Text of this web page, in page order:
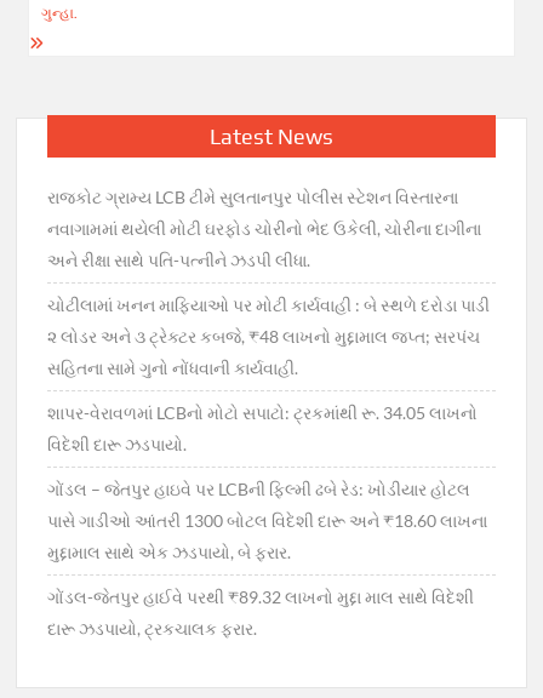
ગુન્હા.
Latest News
રાજકોટ ગ્રામ્ય LCB ટીમે સુલતાનપુર પોલીસ સ્ટેશન વિસ્તારના
નવાગામમાં થયેલી મોટી ઘરફોડ ચોરીનો ભેદ ઉકેલી, ચોરીના દાગીના
અને રીક્ષા સાથે પતિ-પત્નીને ઝડપી લીધા.
ચોટીલામાં ખનન માફિયાઓ પર મોટી કાર્યવાહી : બે સ્થળે દરોડા પાડી
૨ લોડર અને ૩ ટ્રેક્ટર કબજે, ₹48 લાખનો મુદ્દામાલ જપ્ત; સરપંચ
સહિતના સામે ગુનો નોંધવાની કાર્યવાહી.
શાપર-વેરાવળમાં LCBનો મોટો સપાટો: ટ્રકમાંથી રૂ. 34.05 લાખનો
વિદેશી દારૂ ઝડપાયો.
ગોંડલ – જેતપુર હાઇવે પર LCBની ફિલ્મી ઢબે રેડ: ખોડીયાર હોટલ
પાસે ગાડીઓ આંતરી 1300 બોટલ વિદેશી દારૂ અને ₹18.60 લાખના
મુદ્દામાલ સાથે એક ઝડપાયો, બે ફરાર.
ગોંડલ-જેતપુર હાઈવે પરથી ₹89.32 લાખનો મુદ્દા માલ સાથે વિદેશી
દારૂ ઝડપાયો, ટ્રકચાલક ફરાર.